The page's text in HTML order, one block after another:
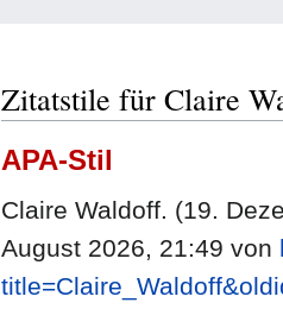
Zitatstile für Claire
APA-Stil
Claire Waldoff. (19.
August 2026, 21:49 von